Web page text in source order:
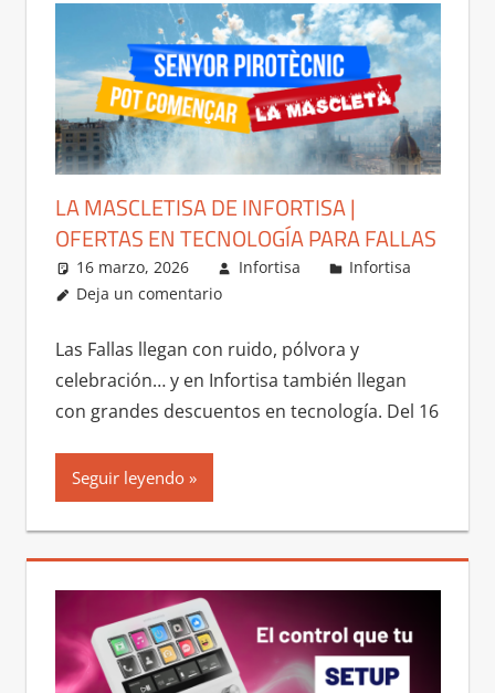
LA MASCLETISA DE INFORTISA |
OFERTAS EN TECNOLOGÍA PARA FALLAS
16 marzo, 2026 Infortisa
Infortisa
Deja un comentario
Las Fallas llegan con ruido, pólvora y
celebración… y en Infortisa también llegan
con grandes descuentos en tecnología. Del 16
Seguir leyendo